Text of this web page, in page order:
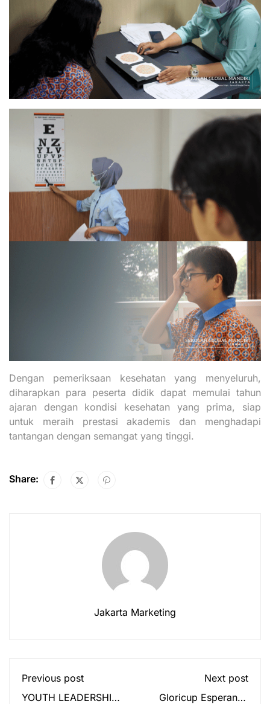
Dengan pemeriksaan kesehatan yang menyeluruh,
diharapkan para peserta didik dapat memulai tahun
ajaran dengan kondisi kesehatan yang prima, siap
untuk meraih prestasi akademis dan menghadapi
tantangan dengan semangat yang tinggi.
Share:
Jakarta Marketing
Previous post
YOUTH LEADERSHIP
Next post
Gloricup Esperanza